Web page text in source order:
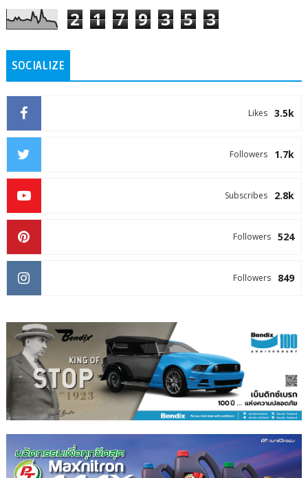
2 1 7 9 3 5 3
SOCIALIZE
3.5k
Likes
1.7k
Followers
2.8k
Subscribes
524
Followers
849
Followers